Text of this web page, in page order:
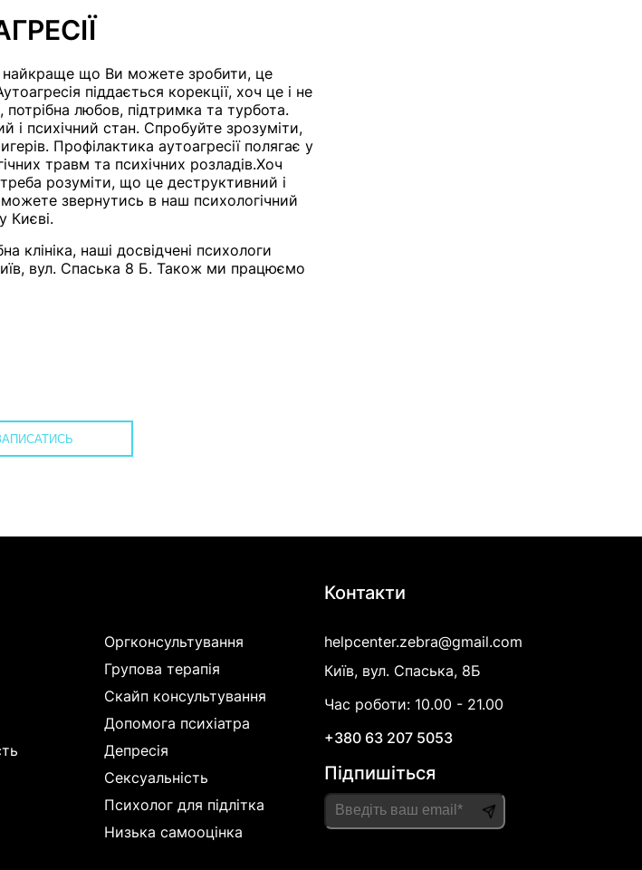
найкраще що Ви можете зробити, це
піддається корекції, хоч це і не
любов, підтримка та турбота.
і психічний стан. Спробуйте зрозуміти,
Профілактика аутоагресії полягає у
травм та психічних розладів.Хоч
розуміти, що це деструктивний і
звернутись в наш психологічний
Києві.
клініка, наші досвідчені психологи
вул. Спаська 8 Б. Також ми працюємо
Оргконсультування
Групова терапія
Скайп консультування
Допомога психіатра
Депресія
Сексуальність
Психолог для підлітка
Низька самооцінка
Контакти
helpcenter.zebra@gmail.com
Київ, вул. Спаська, 8Б
Час роботи: 10.00 - 21.00
+380 63 207 5053
Підпишіться